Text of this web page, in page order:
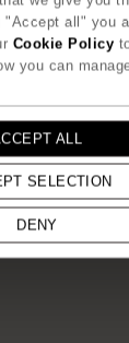
all" you
Cookie Policy
you can
ALL
SELECTION
DENY